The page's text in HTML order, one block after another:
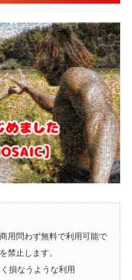
用問わず無料で利用可能で
禁止します。
損なうような利用